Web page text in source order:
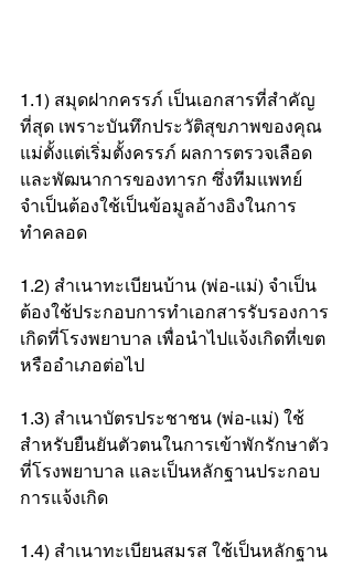
1.1) สมุดฝากครรภ์ เป็นเอกสารที่สำคัญ
ที่สุด เพราะบันทึกประวัติสุขภาพของคุณ
แม่ตั้งแต่เริ่มตั้งครรภ์ ผลการตรวจเลือด
และพัฒนาการของทารก ซึ่งทีมแพทย์
จำเป็นต้องใช้เป็นข้อมูลอ้างอิงในการ
ทำคลอด
1.2) สำเนาทะเบียนบ้าน (พ่อ-แม่) จำเป็น
ต้องใช้ประกอบการทำเอกสารรับรองการ
เกิดที่โรงพยาบาล เพื่อนำไปแจ้งเกิดที่เขต
หรืออำเภอต่อไป
1.3) สำเนาบัตรประชาชน (พ่อ-แม่) ใช้
สำหรับยืนยันตัวตนในการเข้าพักรักษาตัว
ที่โรงพยาบาล และเป็นหลักฐานประกอบ
การแจ้งเกิด
1.4) สำเนาทะเบียนสมรส ใช้เป็นหลักฐาน